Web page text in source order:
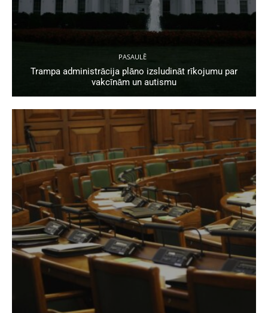
PASAULĒ
Trampa administrācija plāno izsludināt rīkojumu par
vakcīnām un autismu